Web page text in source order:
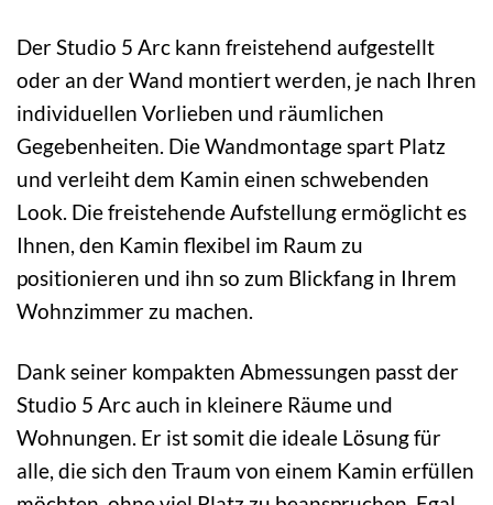
Der Studio 5 Arc kann freistehend aufgestellt
oder an der Wand montiert werden, je nach Ihren
individuellen Vorlieben und räumlichen
Gegebenheiten. Die Wandmontage spart Platz
und verleiht dem Kamin einen schwebenden
Look. Die freistehende Aufstellung ermöglicht es
Ihnen, den Kamin flexibel im Raum zu
positionieren und ihn so zum Blickfang in Ihrem
Wohnzimmer zu machen.
Dank seiner kompakten Abmessungen passt der
Studio 5 Arc auch in kleinere Räume und
Wohnungen. Er ist somit die ideale Lösung für
alle, die sich den Traum von einem Kamin erfüllen